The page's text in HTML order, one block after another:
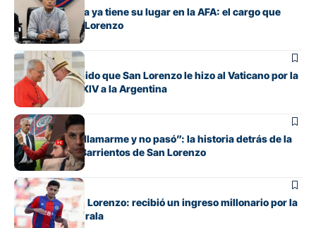
Marcelo Culotta ya tiene su lugar en la AFA: el cargo que
ocupa por San Lorenzo
Institucional
El especial pedido que San Lorenzo le hizo al Vaticano por la
visita de León XIV a la Argentina
Fútbol
“Quedaron en llamarme y no pasó”: la historia detrás de la
salida de Pitu Barrientos de San Lorenzo
Institucional
Alivio para San Lorenzo: recibió un ingreso millonario por la
venta de Elian Irala